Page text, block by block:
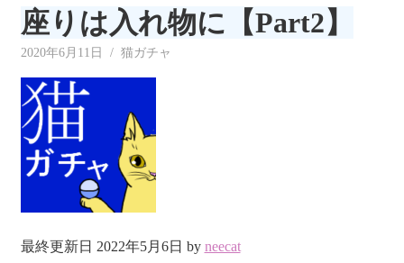
座りは入れ物に【Part2】
2020年6月11日 neecat
猫ガチャ
最終更新日 2022年5月6日 by neecat